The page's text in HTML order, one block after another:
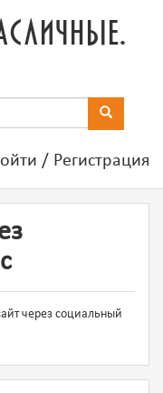
/ Регистрация
через социальный